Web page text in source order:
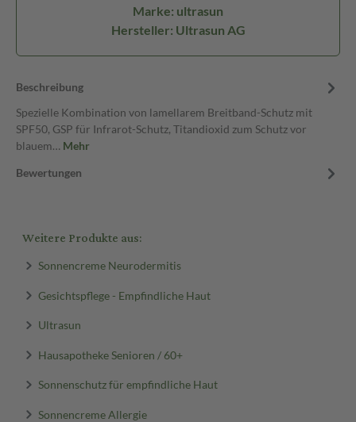
Marke: ultrasun
Hersteller: Ultrasun AG
Beschreibung
Spezielle Kombination von lamellarem Breitband-Schutz mit
SPF50, GSP für Infrarot-Schutz, Titandioxid zum Schutz vor
blauem… Mehr
Bewertungen
Weitere Produkte aus:
Sonnencreme Neurodermitis
Gesichtspflege - Empfindliche Haut
Ultrasun
Hausapotheke Senioren / 60+
Sonnenschutz für empfindliche Haut
Sonnencreme Allergie